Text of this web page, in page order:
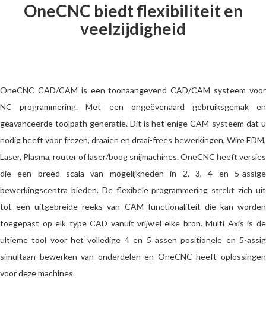
OneCNC biedt flexibiliteit en
veelzijdigheid
OneCNC CAD/CAM is een toonaangevend CAD/CAM systeem voor
NC programmering. Met een ongeëvenaard gebruiksgemak en
geavanceerde toolpath generatie. Dit is het enige CAM-systeem dat u
nodig heeft voor frezen, draaien en draai-frees bewerkingen, Wire EDM,
Laser, Plasma, router of laser/boog snijmachines. OneCNC heeft versies
die een breed scala van mogelijkheden in 2, 3, 4 en 5-assige
bewerkingscentra bieden. De flexibele programmering strekt zich uit
tot een uitgebreide reeks van CAM functionaliteit die kan worden
toegepast op elk type CAD vanuit vrijwel elke bron. Multi Axis is de
ultieme tool voor het volledige 4 en 5 assen positionele en 5-assig
simultaan bewerken van onderdelen en OneCNC heeft oplossingen
voor deze machines.